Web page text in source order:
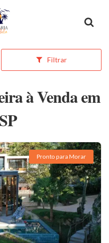
inicial
Filtrar
à Venda em
Pronto para Morar